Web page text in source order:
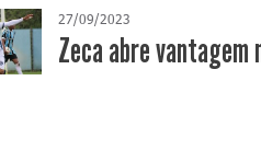
27/09/2023
Zeca abre vantagem